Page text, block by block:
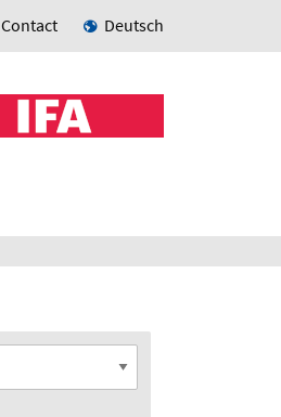
Contact Deutsch